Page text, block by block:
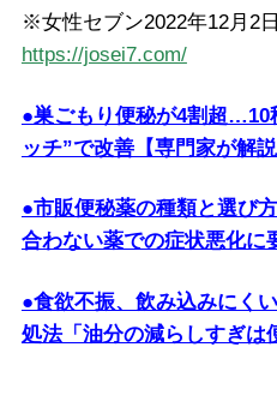
※女性セブン2022年12月2
https://josei7.com/
●巣ごもり便秘が4割超…10
ッチ”で改善【専門家が解説
●市販便秘薬の種類と選び
合わない薬での症状悪化に
●食欲不振、飲み込みにく
処法「油分の減らしすぎは